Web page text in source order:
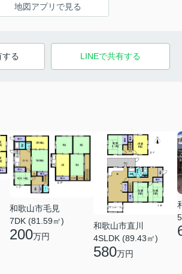
地図アプリで見る
する LINEで共有する
和歌山市毛見
7DK (81.59㎡)
200万円
和歌山市直川
4SLDK (89.43㎡)
580万円